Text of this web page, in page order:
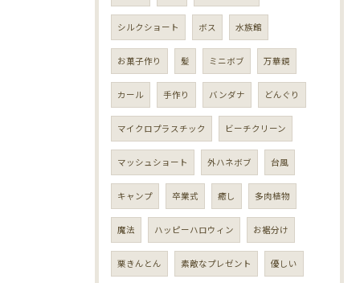
シルクショート ボス 水族館
お菓子作り 髪 ミニボブ 万華鏡
カール 手作り バンダナ どんぐり
マイクロプラスチック ビーチクリーン
マッシュショート 外ハネボブ 台風
キャンプ 卒業式 癒し 多肉植物
魔法 ハッピーハロウィン お裾分け
栗きんとん 素敵なプレゼント 優しい